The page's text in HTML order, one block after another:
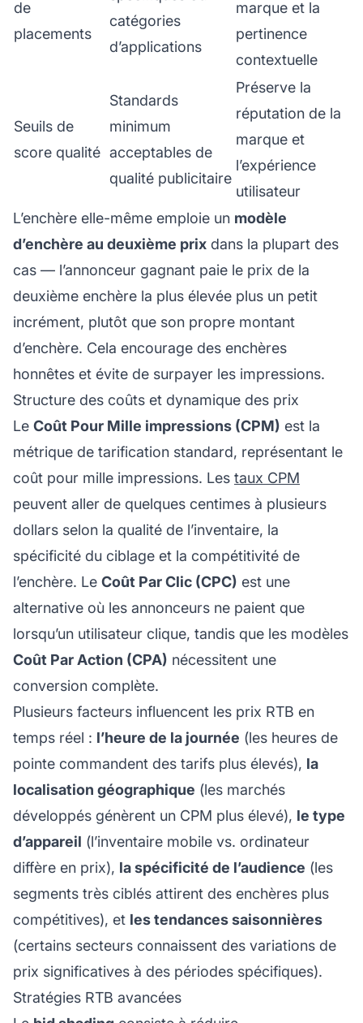
de
placements
catégories
d’applications
marque et la
pertinence
contextuelle
Seuils de
score qualité
Standards
minimum
acceptables de
qualité publicitaire
Préserve la
réputation de la
marque et
l’expérience
utilisateur
L’enchère elle-même emploie un modèle
d’enchère au deuxième prix dans la plupart des
cas — l’annonceur gagnant paie le prix de la
deuxième enchère la plus élevée plus un petit
incrément, plutôt que son propre montant
d’enchère. Cela encourage des enchères
honnêtes et évite de surpayer les impressions.
Structure des coûts et dynamique des prix
Le Coût Pour Mille impressions (CPM) est la
métrique de tarification standard, représentant le
coût pour mille impressions. Les taux CPM
peuvent aller de quelques centimes à plusieurs
dollars selon la qualité de l’inventaire, la
spécificité du ciblage et la compétitivité de
l’enchère. Le Coût Par Clic (CPC) est une
alternative où les annonceurs ne paient que
lorsqu’un utilisateur clique, tandis que les modèles
Coût Par Action (CPA) nécessitent une
conversion complète.
Plusieurs facteurs influencent les prix RTB en
temps réel : l’heure de la journée (les heures de
pointe commandent des tarifs plus élevés), la
localisation géographique (les marchés
développés génèrent un CPM plus élevé), le type
d’appareil (l’inventaire mobile vs. ordinateur
diffère en prix), la spécificité de l’audience (les
segments très ciblés attirent des enchères plus
compétitives), et les tendances saisonnières
(certains secteurs connaissent des variations de
prix significatives à des périodes spécifiques).
Stratégies RTB avancées